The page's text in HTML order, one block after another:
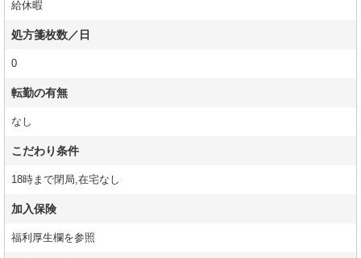
給休暇
処方箋枚数／日
0
転勤の有無
なし
こだわり条件
18時まで閉局,在宅なし
加入保険
福利厚生欄を参照